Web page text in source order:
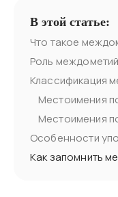
В этой статье:
Что такое
Роль междометий
Классификация
Местоимения
Местоимения
Особенности
Как запомнить